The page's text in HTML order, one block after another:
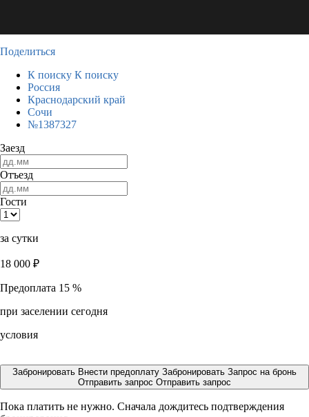
Поделиться
К поиску К поиску
Россия
Краснодарский край
Сочи
№1387327
Заезд
Отъезд
Гости
за сутки
18 000 ₽
Предоплата 15 %
при заселении сегодня
условия
Забронировать Внести предоплату Забронировать Запрос на бронь
Отправить запрос Отправить запрос
Пока платить не нужно. Сначала дождитесь подтверждения